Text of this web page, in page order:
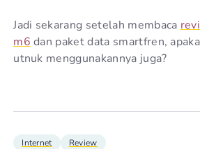
Jadi sekarang setelah membaca
m6 dan paket data smartfren,
utnuk menggunakannya juga?
Internet Review